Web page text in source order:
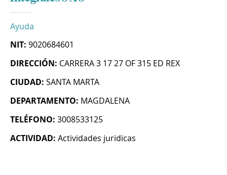
Ayuda
NIT: 9020684601
DIRECCIÓN: CARRERA 3 17 27 OF 315 ED REX
CIUDAD: SANTA MARTA
DEPARTAMENTO: MAGDALENA
TELÉFONO: 3008533125
ACTIVIDAD: Actividades juridicas